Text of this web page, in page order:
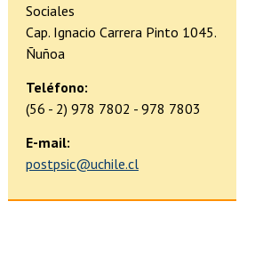
Sociales
Cap. Ignacio Carrera Pinto 1045.
Ñuñoa
Teléfono:
(56 - 2) 978 7802 - 978 7803
E-mail:
postpsic@uchile.cl